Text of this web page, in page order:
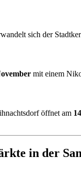
sich der
mit einem
öffnet am
in der